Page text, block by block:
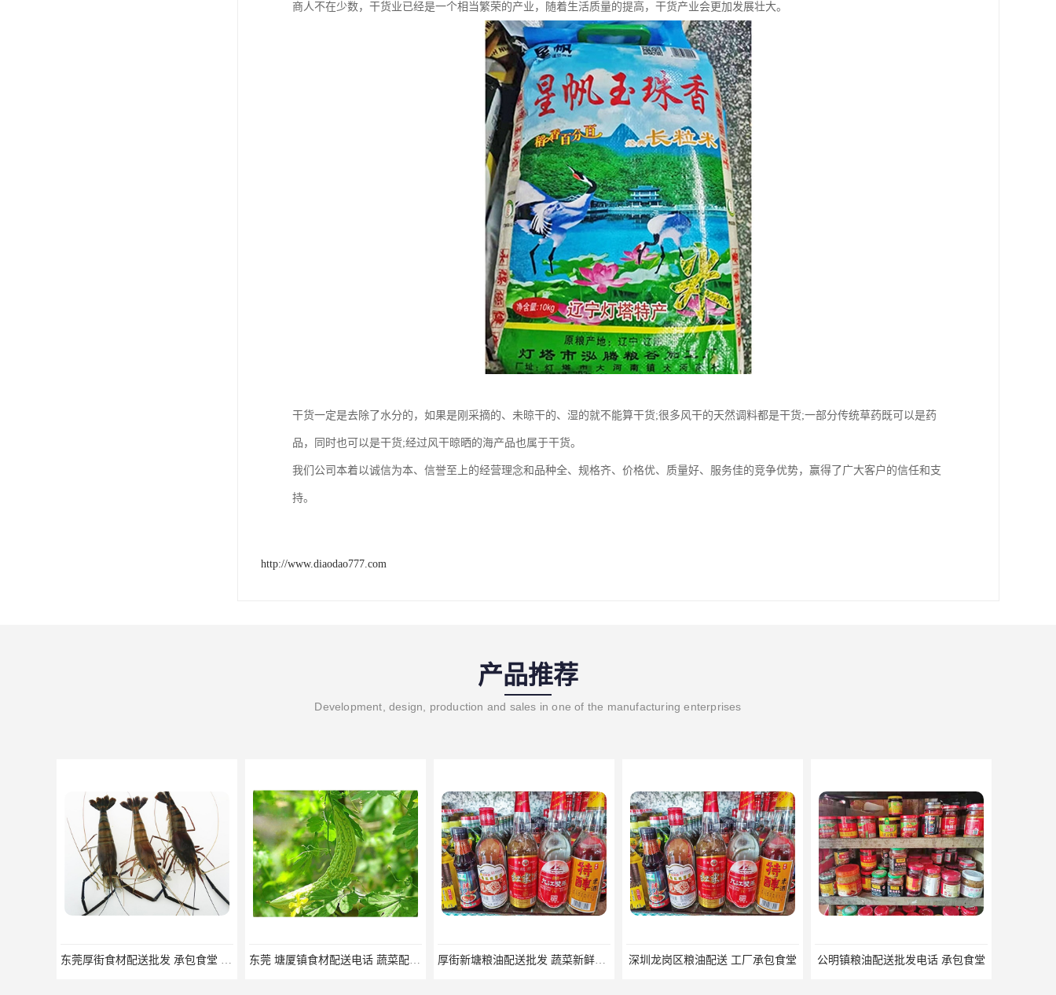
商人不在少数，干货业已经是一个相当繁荣的产业，随着生活质量的提高，干货产业会更加发展壮大。
干货一定是去除了水分的，如果是刚采摘的、未晾干的、湿的就不能算干货;很多风干的天然调料都是干货;一部分传统草药既可以是药
品，同时也可以是干货;经过风干晾晒的海产品也属于干货。
我们公司本着以诚信为本、信誉至上的经营理念和品种全、规格齐、价格优、质量好、服务佳的竞争优势，赢得了广大客户的信任和支
持。
http://www.diaodao777.com
产品推荐
Development, design, production and sales in one of the manufacturing enterprises
东莞厚街食材配送批发 承包食堂 蔬菜基地 新鲜配送 东莞 塘厦镇食材配送电话 蔬菜配送系统 蔬菜基地 新鲜配送 厚街新塘粮油配送批发 蔬菜新鲜配送 深圳龙岗区粮油配送 工厂承包食堂 公明镇粮油配送批发电话 承包食堂